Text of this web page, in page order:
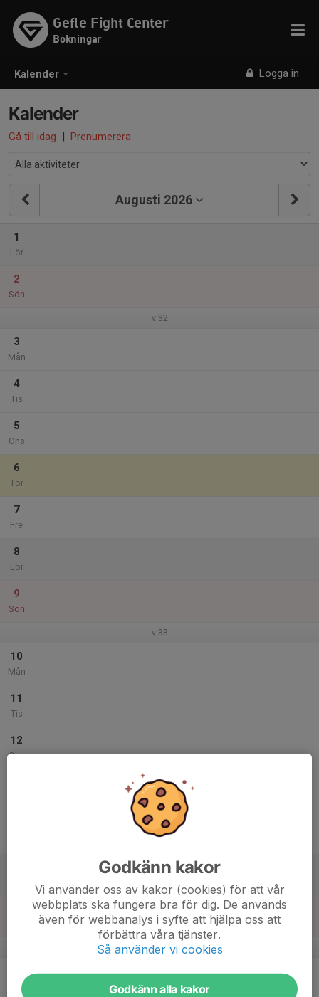
Kalender Logga in
Gefle Fight Center
Bokningar
Kalender
Gå till idag | Prenumerera
Augusti 2026
1
Lör
2
Sön
v.32
3
Mån
4
Tis
5
Ons
6
Tor
7
Fre
8
Lör
9
Sön
v.33
10
Mån
11
Tis
12
Ons
v.34
Mån
Godkänn kakor
Vi använder oss av kakor (cookies) för att vår
webbplats ska fungera bra för dig. De används
även för webbanalys i syfte att hjälpa oss att
förbättra våra tjänster.
Så använder vi cookies
Godkänn alla kakor